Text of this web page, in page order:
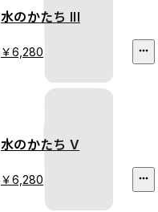
水のかたち III
￥6,280
水のかたち V
￥6,280